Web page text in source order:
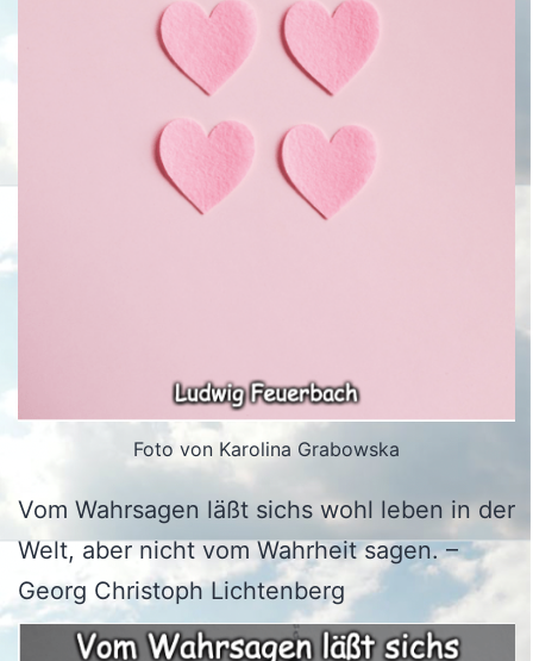
Foto von Karolina Grabowska
Vom Wahrsagen läßt sichs wohl leben in der
Welt, aber nicht vom Wahrheit sagen. –
Georg Christoph Lichtenberg